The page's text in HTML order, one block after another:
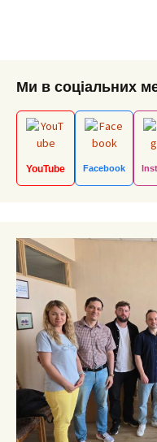
Ми в соціальних
YouTube Facebook